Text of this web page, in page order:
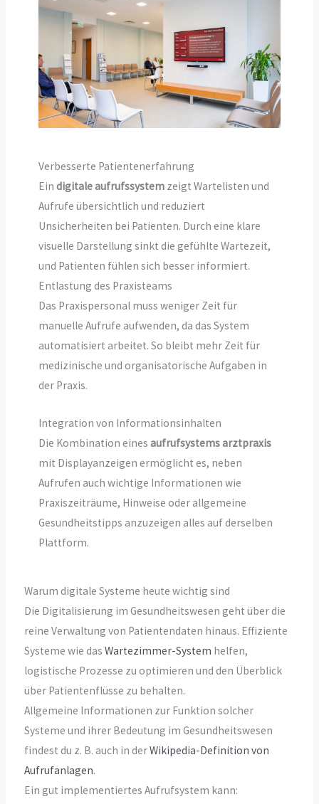
Verbesserte Patientenerfahrung
Ein digitale aufrufssystemzeigt Wartelisten und
Aufrufe übersichtlich und reduziert
Unsicherheiten bei Patienten. Durch eine klare
visuelle Darstellung sinkt die gefühlte Wartezeit,
und Patienten fühlen sich besser informiert.
Entlastung des Praxisteams
Das Praxispersonal muss weniger Zeit für
manuelle Aufrufe aufwenden, da das System
automatisiert arbeitet. So bleibt mehr Zeit für
medizinische und organisatorische Aufgaben in
der Praxis.
Integration von Informationsinhalten
Die Kombination eines aufrufsystems arztpraxis
mit Displayanzeigen ermöglicht es, neben
Aufrufen auch wichtige Informationen wie
Praxiszeiträume, Hinweise oder allgemeine
Gesundheitstipps anzuzeigen alles auf derselben
Plattform.
Warum digitale Systeme heute wichtig sind
Die Digitalisierung im Gesundheitswesen geht über die
reine Verwaltung von Patientendaten hinaus. Effiziente
Systeme wie das Wartezimmer-System helfen,
logistische Prozesse zu optimieren und den Überblick
über Patientenflüsse zu behalten.
Allgemeine Informationen zur Funktion solcher
Systeme und ihrer Bedeutung im Gesundheitswesen
findest du z. B. auch in derWikipedia-Definition von
Aufrufanlagen.
Ein gut implementiertes Aufrufsystem kann: